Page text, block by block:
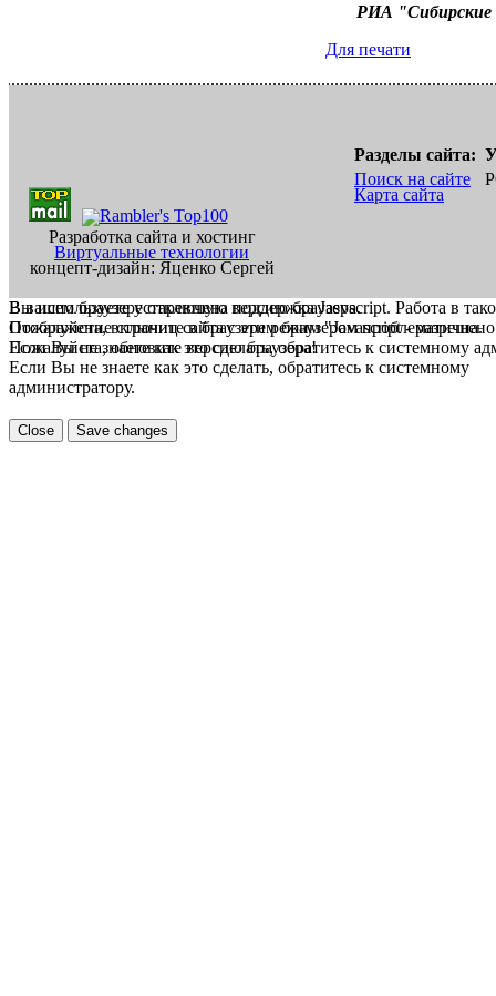
РИА "Сибирские
Для печати
Разработка сайта и хостинг
Виртуальные технологии
концепт-дизайн: Яценко Сергей
Разделы сайта:
Поиск на сайте
Карта сайта
В вашем браузере отключена поддержка Jasvscript. Работа в
Пожалуйста, включите в браузере режим "Javascript -
Если Вы не знаете как это сделать, обратитесь к системному
Вы используете устаревшую версию браузера.
Отображение страниц сайта с этим браузером проблематична.
Пожалуйста, обновите версию браузера!
Если Вы не знаете как это сделать, обратитесь к системному
администратору.
Close Save changes